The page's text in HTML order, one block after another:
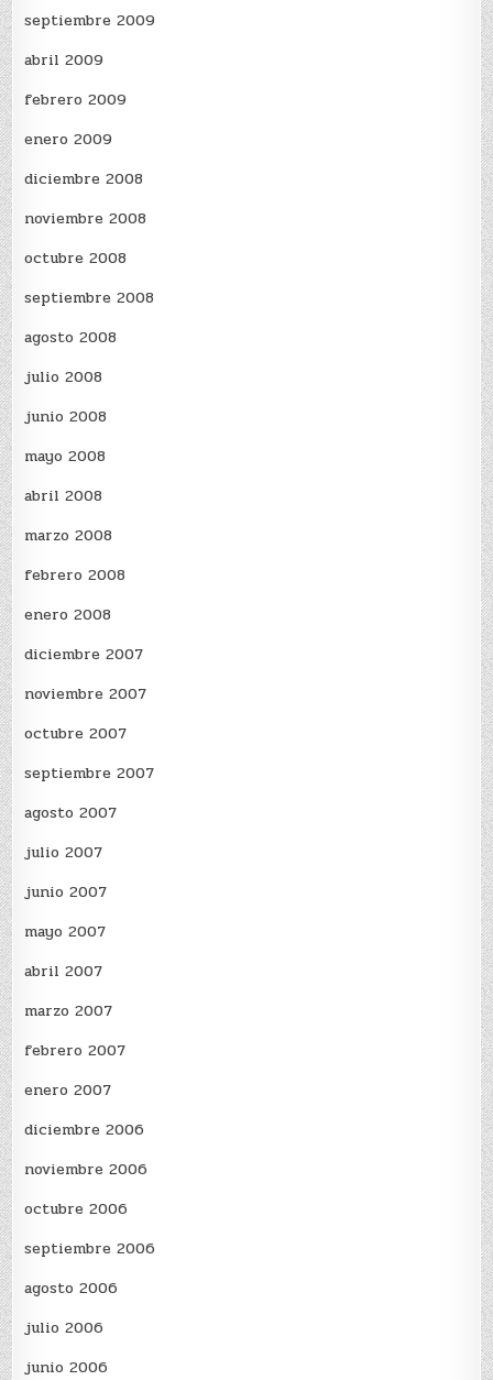
septiembre 2009
abril 2009
febrero 2009
enero 2009
diciembre 2008
noviembre 2008
octubre 2008
septiembre 2008
agosto 2008
julio 2008
junio 2008
mayo 2008
abril 2008
marzo 2008
febrero 2008
enero 2008
diciembre 2007
noviembre 2007
octubre 2007
septiembre 2007
agosto 2007
julio 2007
junio 2007
mayo 2007
abril 2007
marzo 2007
febrero 2007
enero 2007
diciembre 2006
noviembre 2006
octubre 2006
septiembre 2006
agosto 2006
julio 2006
junio 2006